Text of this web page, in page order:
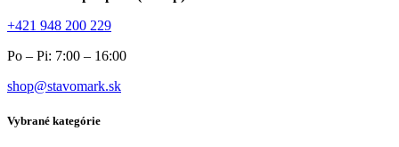
+421 948 200 229
Po – Pi: 7:00 – 16:00
shop@stavomark.sk
Vybrané kategórie